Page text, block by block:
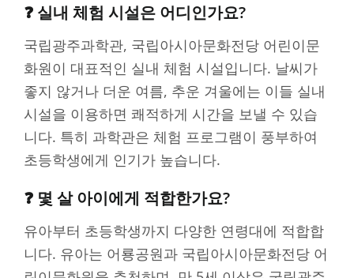
❓ 실내 체험 시설은 어디인가요?
국립광주과학관, 국립아시아문화전당 어린이문
화원이 대표적인 실내 체험 시설입니다. 날씨가
좋지 않거나 더운 여름, 추운 겨울에는 이들 실내
시설을 이용하면 쾌적하게 시간을 보낼 수 있습
니다. 특히 과학관은 체험 프로그램이 풍부하여
초등학생에게 인기가 높습니다.
❓ 몇 살 아이에게 적합한가요?
유아부터 초등학생까지 다양한 연령대에 적합합
니다. 유아는 어룡공원과 국립아시아문화전당 어